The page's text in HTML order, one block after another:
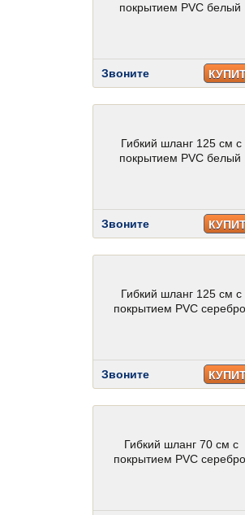
покрытием PVC белый
Звоните
Гибкий шланг 125 см с
покрытием PVC белый
Звоните
Гибкий шланг 125 см с
покрытием PVC серебро
Звоните
Гибкий шланг 70 см с
покрытием PVC серебро